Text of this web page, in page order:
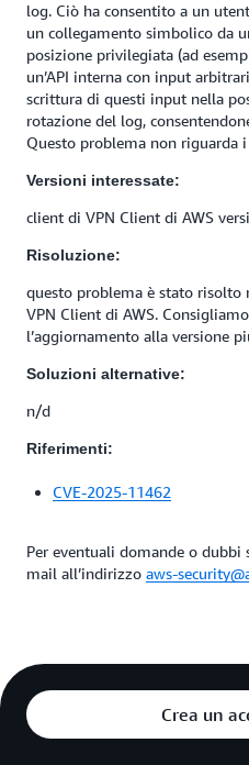
log. Ciò ha consentito a un
un collegamento simbolico da
posizione privilegiata (ad
un’API interna con input
scrittura di questi input nella
rotazione del log,
Questo problema non riguarda
Versioni interessate:
client di VPN Client di AWS
Risoluzione:
questo problema è stato risolto
VPN Client di AWS.
l’aggiornamento alla versione
Soluzioni alternative:
n/d
Riferimenti:
CVE-2025-11462
Per eventuali domande o dubbi
mail all’indirizzo aws-
Crea un